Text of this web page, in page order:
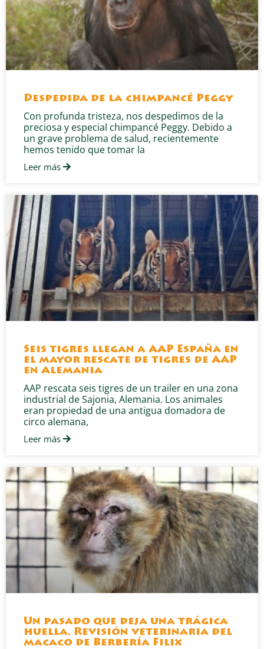
Despedida de la chimpancé Peggy
Con profunda tristeza, nos despedimos de la
preciosa y especial chimpancé Peggy. Debido a
un grave problema de salud, recientemente
hemos tenido que tomar la
Leer más
Seis tigres llegan a AAP España en
el mayor rescate de tigres de AAP
en Alemania
AAP rescata seis tigres de un trailer en una zona
industrial de Sajonia, Alemania. Los animales
eran propiedad de una antigua domadora de
circo alemana,
Leer más
Un pasado que deja una trágica
huella. Revisión veterinaria del
macaco de Berbería Filix